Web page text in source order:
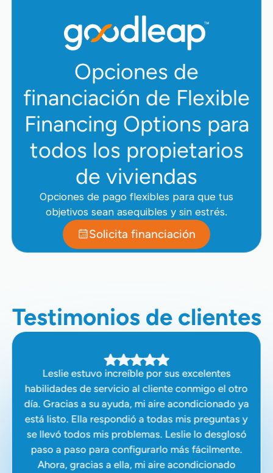
Opciones de
financiación de Flexible
Financing Options para
todos los propietarios
de viviendas
Opciones de pago flexibles para que tus
objetivos sean asequibles y sin estrés.
Solicita financiación
Testimonios de clientes
Leslie estuvo increíble por sus excelentes
habilidades de servicio al cliente conmigo el otro
día. Gracias a su ayuda, mi aire acondicionado ya
está listo. Ella respondió a todas mis preguntas y
se llevó todos mis problemas. Leslie lo desglosó
paso a paso para configurarlo más fácilmente.
Ahora, gracias a ella, mi aire acondicionado